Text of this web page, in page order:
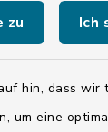
zu Ich
hin, dass wir
um eine
Kontakt